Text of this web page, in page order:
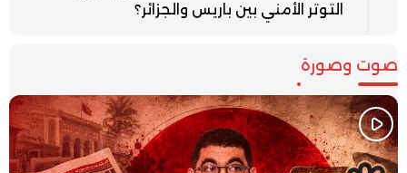
التوتر الأمني بين باريس والجزائر؟
صوت وصورة